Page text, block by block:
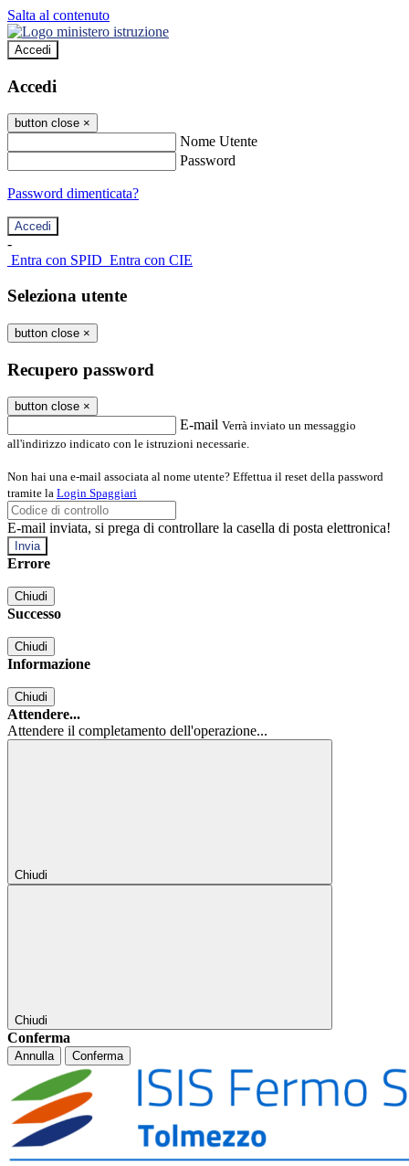
Salta al contenuto
Accedi
Accedi
button close ×
Nome Utente
Password
Password dimenticata?
-
Entra con SPID Entra con CIE
Seleziona utente
button close ×
Recupero password
button close ×
E-mail Verrà inviato un messaggio
all'indirizzo indicato con le istruzioni necessarie.
Non hai una e-mail associata al nome utente? Effettua il reset della password
tramite la Login Spaggiari
E-mail inviata, si prega di controllare la casella di posta elettronica!
Errore
Chiudi
Successo
Chiudi
Informazione
Chiudi
Attendere...
Attendere il completamento dell'operazione...
Chiudi
Chiudi
Conferma
Annulla Conferma